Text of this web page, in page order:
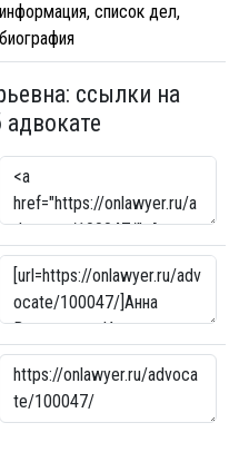
информация, список дел,
биография
ссылки на
адвокате